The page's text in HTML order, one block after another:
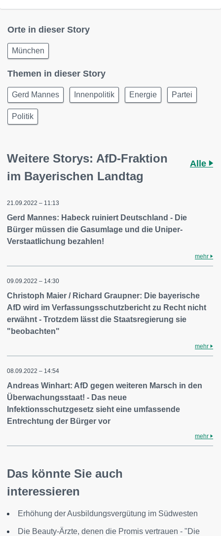
Orte in dieser Story
München
Themen in dieser Story
Gerd Mannes Innenpolitik Energie Partei
Politik
Weitere Storys: AfD-Fraktion
im Bayerischen Landtag
Alle
21.09.2022 – 11:13
Gerd Mannes: Habeck ruiniert Deutschland - Die
Bürger müssen die Gasumlage und die Uniper-
Verstaatlichung bezahlen!
mehr
09.09.2022 – 14:30
Christoph Maier / Richard Graupner: Die bayerische
AfD wird im Verfassungsschutzbericht zu Recht nicht
erwähnt - Trotzdem lässt die Staatsregierung sie
"beobachten"
mehr
08.09.2022 – 14:54
Andreas Winhart: AfD gegen weiteren Marsch in den
Überwachungsstaat! - Das neue
Infektionsschutzgesetz sieht eine umfassende
Entrechtung der Bürger vor
mehr
Das könnte Sie auch
interessieren
Erhöhung der Ausbildungsvergütung im Südwesten
Die Beauty-Ärzte, denen die Promis vertrauen - "Die